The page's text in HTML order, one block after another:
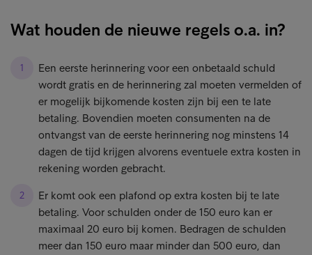
Wat houden de nieuwe regels o.a. in?
Een eerste herinnering voor een onbetaald schuld
wordt gratis en de herinnering zal moeten vermelden of
er mogelijk bijkomende kosten zijn bij een te late
betaling. Bovendien moeten consumenten na de
ontvangst van de eerste herinnering nog minstens 14
dagen de tijd krijgen alvorens eventuele extra kosten in
rekening worden gebracht.
Er komt ook een plafond op extra kosten bij te late
betaling. Voor schulden onder de 150 euro kan er
maximaal 20 euro bij komen. Bedragen de schulden
meer dan 150 euro maar minder dan 500 euro, dan